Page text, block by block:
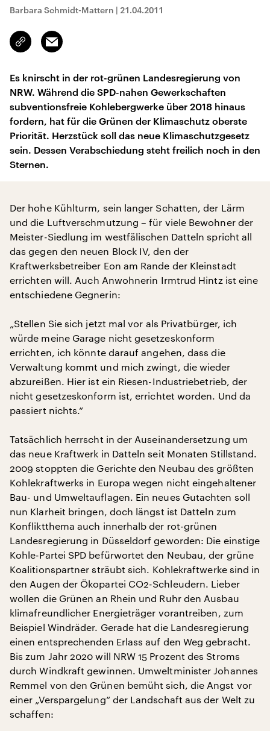
Barbara Schmidt-Mattern | 21.04.2011
Link
kopieren/teilen
Email
Es knirscht in der rot-grünen Landesregierung von
NRW. Während die SPD-nahen Gewerkschaften
subventionsfreie Kohlebergwerke über 2018 hinaus
fordern, hat für die Grünen der Klimaschutz oberste
Priorität. Herzstück soll das neue Klimaschutzgesetz
sein. Dessen Verabschiedung steht freilich noch in den
Sternen.
Der hohe Kühlturm, sein langer Schatten, der Lärm
und die Luftverschmutzung – für viele Bewohner der
Meister-Siedlung im westfälischen Datteln spricht all
das gegen den neuen Block IV, den der
Kraftwerksbetreiber Eon am Rande der Kleinstadt
errichten will. Auch Anwohnerin Irmtrud Hintz ist eine
entschiedene Gegnerin:
„Stellen Sie sich jetzt mal vor als Privatbürger, ich
würde meine Garage nicht gesetzeskonform
errichten, ich könnte darauf angehen, dass die
Verwaltung kommt und mich zwingt, die wieder
abzureißen. Hier ist ein Riesen-Industriebetrieb, der
nicht gesetzeskonform ist, errichtet worden. Und da
passiert nichts.“
Tatsächlich herrscht in der Auseinandersetzung um
das neue Kraftwerk in Datteln seit Monaten Stillstand.
2009 stoppten die Gerichte den Neubau des größten
Kohlekraftwerks in Europa wegen nicht eingehaltener
Bau- und Umweltauflagen. Ein neues Gutachten soll
nun Klarheit bringen, doch längst ist Datteln zum
Konfliktthema auch innerhalb der rot-grünen
Landesregierung in Düsseldorf geworden: Die einstige
Kohle-Partei SPD befürwortet den Neubau, der grüne
Koalitionspartner sträubt sich. Kohlekraftwerke sind in
den Augen der Ökopartei CO2-Schleudern. Lieber
wollen die Grünen an Rhein und Ruhr den Ausbau
klimafreundlicher Energieträger vorantreiben, zum
Beispiel Windräder. Gerade hat die Landesregierung
einen entsprechenden Erlass auf den Weg gebracht.
Bis zum Jahr 2020 will NRW 15 Prozent des Stroms
durch Windkraft gewinnen. Umweltminister Johannes
Remmel von den Grünen bemüht sich, die Angst vor
einer „Verspargelung“ der Landschaft aus der Welt zu
schaffen: